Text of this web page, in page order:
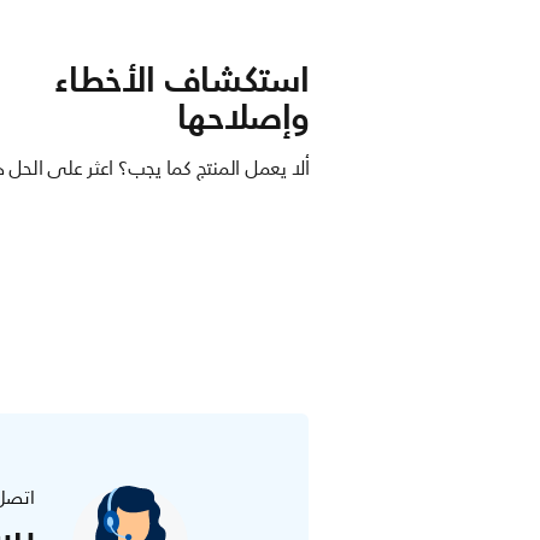
استكشاف الأخطاء
وإصلاحها
ألا يعمل المنتج كما يجب؟ اعثر على الحل